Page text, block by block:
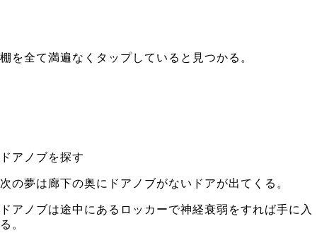
棚を全て満遍なくタップしていると見つかる。
ドアノブを探す
次の夢は廊下の奥にドアノブがないドアが出てくる。
ドアノブは途中にあるロッカーで神経衰弱をすれば手に入
る。